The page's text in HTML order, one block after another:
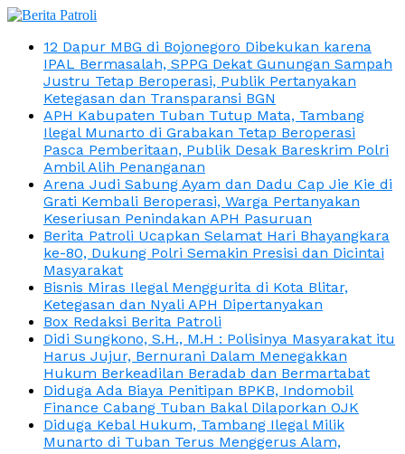
12 Dapur MBG di Bojonegoro Dibekukan karena
IPAL Bermasalah, SPPG Dekat Gunungan Sampah
Justru Tetap Beroperasi, Publik Pertanyakan
Ketegasan dan Transparansi BGN
APH Kabupaten Tuban Tutup Mata, Tambang
Ilegal Munarto di Grabakan Tetap Beroperasi
Pasca Pemberitaan, Publik Desak Bareskrim Polri
Ambil Alih Penanganan
Arena Judi Sabung Ayam dan Dadu Cap Jie Kie di
Grati Kembali Beroperasi, Warga Pertanyakan
Keseriusan Penindakan APH Pasuruan
Berita Patroli Ucapkan Selamat Hari Bhayangkara
ke-80, Dukung Polri Semakin Presisi dan Dicintai
Masyarakat
Bisnis Miras Ilegal Menggurita di Kota Blitar,
Ketegasan dan Nyali APH Dipertanyakan
Box Redaksi Berita Patroli
Didi Sungkono, S.H., M.H : Polisinya Masyarakat itu
Harus Jujur, Bernurani Dalam Menegakkan
Hukum Berkeadilan Beradab dan Bermartabat
Diduga Ada Biaya Penitipan BPKB, Indomobil
Finance Cabang Tuban Bakal Dilaporkan OJK
Diduga Kebal Hukum, Tambang Ilegal Milik
Munarto di Tuban Terus Menggerus Alam,